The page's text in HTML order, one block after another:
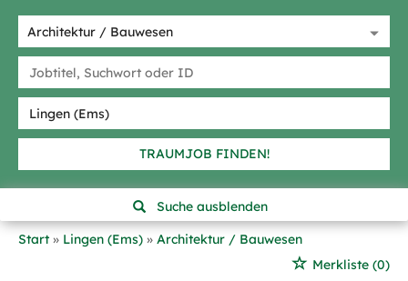
TRAUMJOB FINDEN!
Suche ausblenden
Start
Lingen (Ems)
Architektur / Bauwesen
Merkliste (0)